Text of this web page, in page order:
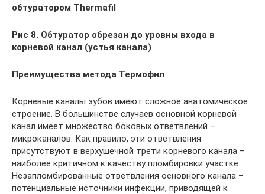
обтуратором Thermafil
Рис 8. Обтуратор обрезан до уровны входа в
корневой канал (устья канала)
Преимущества метода Термофил
Корневые каналы зубов имеют сложное анатомическое
строение. В большинстве случаев основной корневой
канал имеет множество боковых ответвлений –
микроканалов. Как правило, эти ответвления
присутствуют в верхушечной трети корневого канала –
наиболее критичном к качеству пломбировки участке.
Незапломбированные ответвления основного канала –
потенциальные источники инфекции, приводящей к